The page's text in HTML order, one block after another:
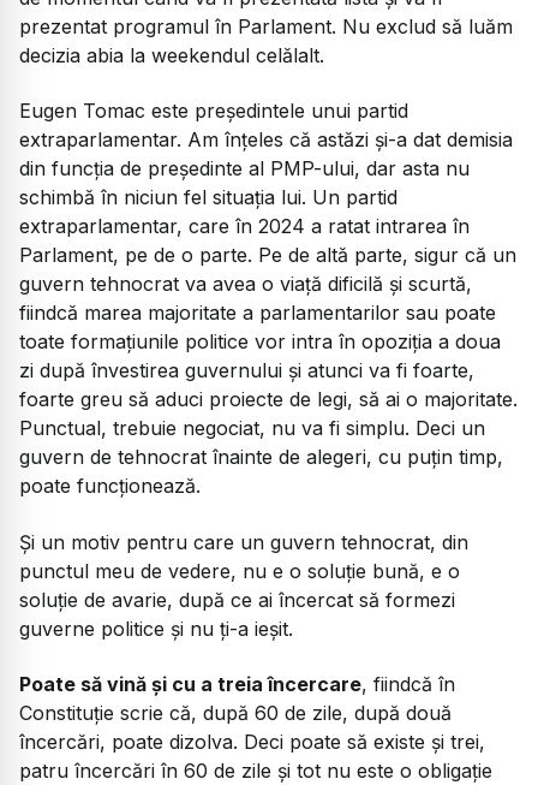
prezentat programul în Parlament. Nu exclud să luăm
decizia abia la weekendul celălalt.
Eugen Tomac este președintele unui partid
extraparlamentar. Am înțeles că astăzi și-a dat demisia
din funcția de președinte al PMP-ului, dar asta nu
schimbă în niciun fel situația lui. Un partid
extraparlamentar, care în 2024 a ratat intrarea în
Parlament, pe de o parte. Pe de altă parte, sigur că un
guvern tehnocrat va avea o viață dificilă și scurtă,
fiindcă marea majoritate a parlamentarilor sau poate
toate formațiunile politice vor intra în opoziția a doua
zi după învestirea guvernului și atunci va fi foarte,
foarte greu să aduci proiecte de legi, să ai o majoritate.
Punctual, trebuie negociat, nu va fi simplu. Deci un
guvern de tehnocrat înainte de alegeri, cu puțin timp,
poate funcționează.
Și un motiv pentru care un guvern tehnocrat, din
punctul meu de vedere, nu e o soluție bună, e o
soluție de avarie, după ce ai încercat să formezi
guverne politice și nu ți-a ieșit.
Poate să vină și cu a treia încercare, fiindcă în
Constituție scrie că, după 60 de zile, după două
încercări, poate dizolva. Deci poate să existe și trei,
patru încercări în 60 de zile și tot nu este o obligație